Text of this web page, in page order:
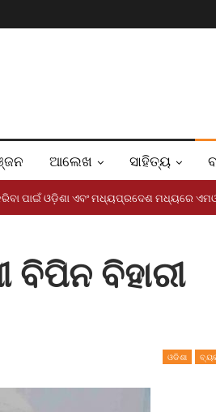
ଆଲେଖ ସାହିତ୍ୟ
ପାଇଁ ଓଡ଼ିଶା ଏବଂ ମଧ୍ୟପ୍ରଦେଶ ମଧ୍ୟରେ
ବିପିନ ବିହାରୀ
ଓଡିଶା